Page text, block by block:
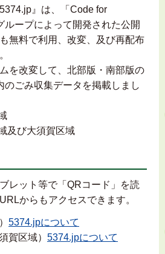
』は、「Code for
ループによって開発された公開
無料で利用、改変、及び再配布
を改変して、北部版・南部版の
のごみ収集データを掲載しまし
及び大須賀区域
レット等で「QRコード」を読
からもアクセスできます。
5374.jpについて
賀区域） 5374.jpについて